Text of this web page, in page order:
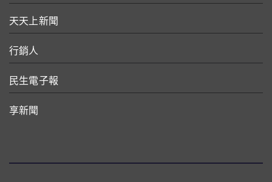
天天上新聞
行銷人
民生電子報
享新聞